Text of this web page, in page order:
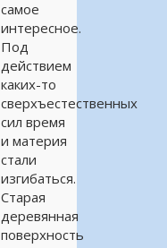
самое
интересное.
Под
действием
каких-то
сверхъестественных
сил время
и материя
стали
изгибаться.
Старая
деревянная
поверхность